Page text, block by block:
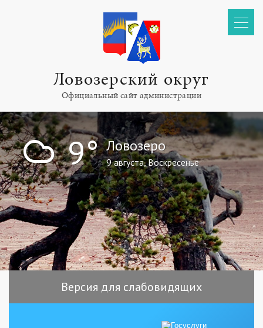
Ловозерский округ
Официальный сайт администрации
! 9° Ловозеро
9 августа, Воскресенье
Версия для слабовидящих